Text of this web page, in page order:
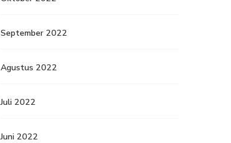
September 2022
Agustus 2022
Juli 2022
Juni 2022